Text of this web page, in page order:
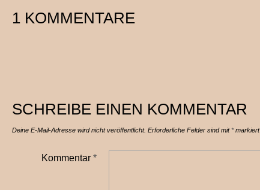
1 KOMMENTARE
SCHREIBE EINEN KOMMENTAR
Deine E-Mail-Adresse wird nicht veröffentlicht. Erforderliche Felder sind mit*markiert
Kommentar *